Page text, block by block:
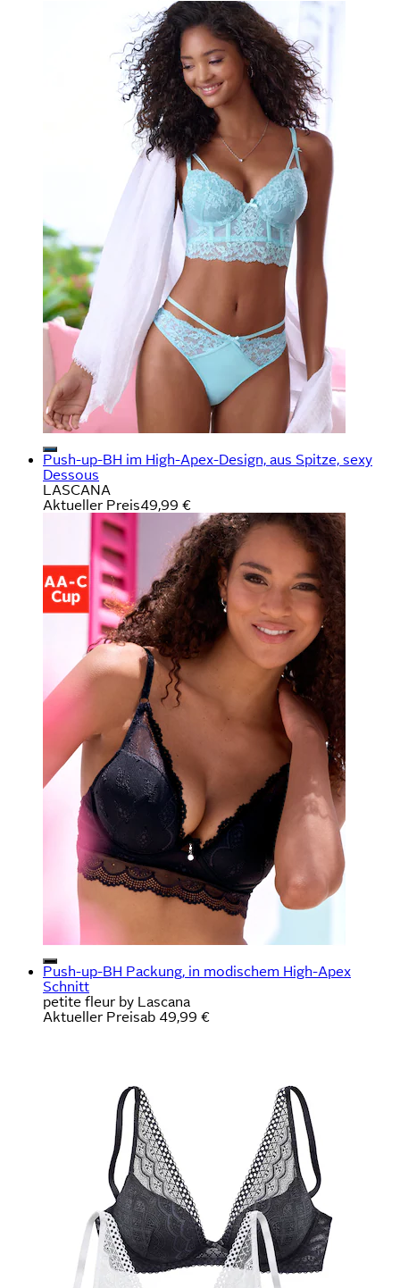
Push-up-BH im High-Apex-Design, aus Spitze, sexy
Dessous
LASCANA
Aktueller Preis49,99 €
Push-up-BH Packung, in modischem High-Apex
Schnitt
petite fleur by Lascana
Aktueller Preisab 49,99 €